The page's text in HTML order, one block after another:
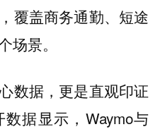
覆盖商务通勤、短途
场景。
数据，更是直观印证
据显示，Waymo与